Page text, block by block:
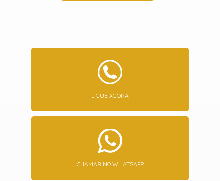
LIGUE AGORA
CHAMAR NO WHATSAPP